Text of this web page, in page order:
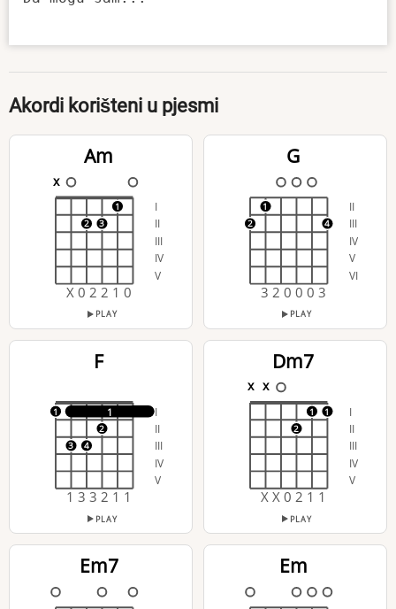
Akordi korišteni u pjesmi
Am
x
I
II
III
IV
V
2 3
1
X 0 2 2 1 0
PLAY
G
II
III
IV
V
VI
2
1
4
3 2 0 0 0 3
PLAY
F
I
II
III
IV
V
1
1
3 4
2
1 3 3 2 1 1
PLAY
Dm7
x x
I
II
III
IV
V
2
1 1
X X 0 2 1 1
PLAY
Em7 Em